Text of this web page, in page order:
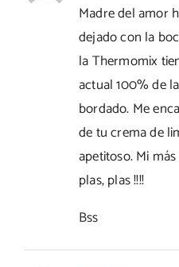
Madre del amor
dejado con la
la Thermomix
actual 100% de
bordado. Me
de tu crema de
apetitoso. Mi
plas, plas !!!!
Bss